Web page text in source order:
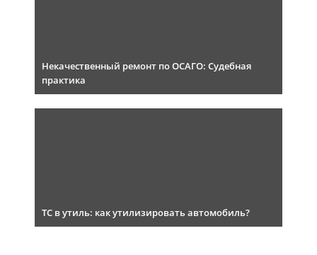
Некачественный ремонт по ОСАГО: Судебная
практика
ТС в утиль: как утилизировать автомобиль?